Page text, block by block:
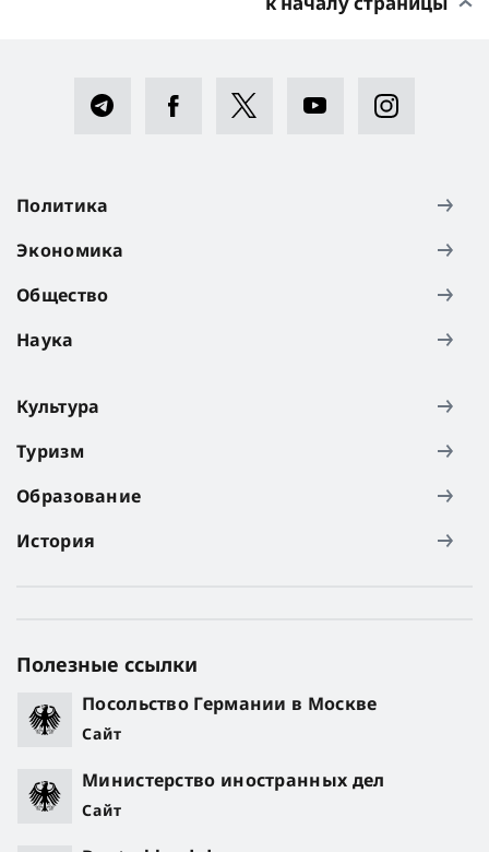
Политика
Экономика
Общество
Наука
Культура
Туризм
Образование
История
Полезные ссылки
Посольство Германии в Москве
Сайт
Министерство иностранных дел
Сайт